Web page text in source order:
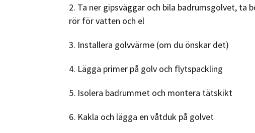
2. Ta ner gipsväggar och bila badrumsgolvet, ta
rör för vatten och el
3. Installera golvvärme (om du önskar det)
4. Lägga primer på golv och flytspackling
5. Isolera badrummet och montera tätskikt
6. Kakla och lägga en våtduk på golvet